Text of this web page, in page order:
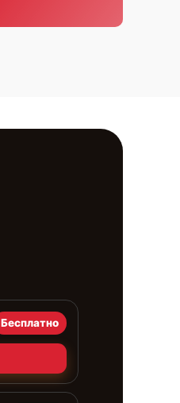
Бесплатно